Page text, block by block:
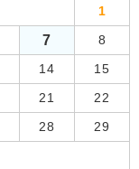
1
7 8
14 15
21 22
28 29